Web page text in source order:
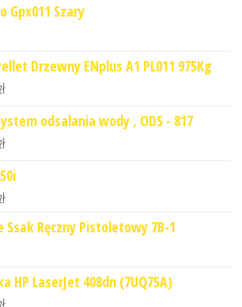
Gpx011 Szary
Drzewny ENplus A1 PL011 975Kg
zł
odsalania wody , ODS - 817
zł
zł
Ssak Ręczny Pistoletowy 7B-1
HP LaserJet 408dn (7UQ75A)